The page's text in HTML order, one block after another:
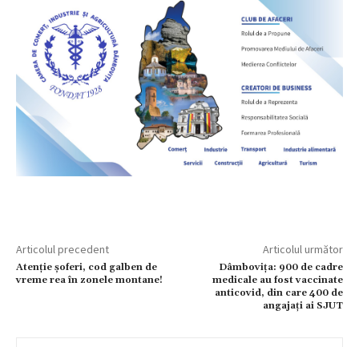
Articolul precedent
Atenție șoferi, cod galben de
vreme rea în zonele montane!
Articolul următor
Dâmbovița: 900 de cadre
medicale au fost vaccinate
anticovid, din care 400 de
angajați ai SJUT